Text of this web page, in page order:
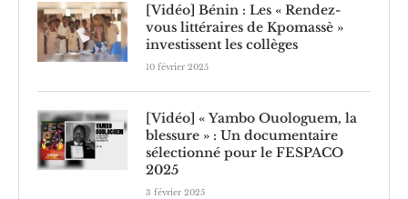
[Vidéo] Bénin : Les « Rendez-
vous littéraires de Kpomassè »
investissent les collèges
10 février 2025
[Vidéo] « Yambo Ouologuem, la
blessure » : Un documentaire
sélectionné pour le FESPACO
2025
3 février 2025